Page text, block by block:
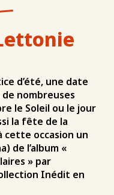
d’été, une date
nombreuses
le Soleil ou le jour
la fête de la
cette occasion un
de l’album «
» par
Inédit en